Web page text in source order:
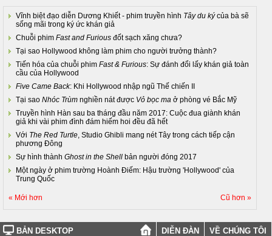
Vĩnh biệt đạo diễn Dương Khiết - phim truyền hình Tây du kýcủa bà sẽ
sống mãi trong ký ức khán giả
Chuỗi phim Fast and Furious đốt sạch xăng chưa?
Tại sao Hollywood không làm phim cho người trưởng thành?
Tiến hóa của chuỗi phim Fast & Furious: Sự đánh đổi lấy khán giả toàn
cầu của Hollywood
Five Came Back: Khi Hollywood nhập ngũ Thế chiến II
Tại sao Nhóc Trùm nghiền nát được Vỏ bọc ma ở phòng vé Bắc Mỹ
Truyền hình Hàn sau ba tháng đầu năm 2017: Cuộc đua giành khán
giả khi vài phim đình đám hiếm hoi đều đã hết
Với The Red Turtle, Studio Ghibli mang nét Tây trong cách tiếp cận
phương Đông
Sự hình thành Ghost in the Shell bản người đóng 2017
Một ngày ở phim trường Hoành Điếm: Hậu trường 'Hollywood' của
Trung Quốc
« Mới hơn Cũ hơn »
BẢN DESKTOP DIỄN ĐÀN VỀ CHÚNG TÔI